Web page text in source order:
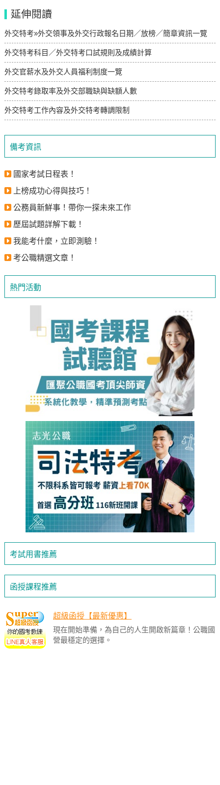
備考資訊
國家考試日程表！
上榜成功心得與技巧！
公務員新鮮事！帶你一探未來工作
歷屆試題詳解下載！
我能考什麼，立即測驗！
考公職精選文章！
熱門活動
考試用書推薦
函授課程推薦
超級函授【最新優惠】
現在開始準備，為自己的人生開啟新篇章！公職國
營最穩定的選擇。
延伸閱讀
外交特考»外交領事及外交行政報名日期／放榜／簡章資訊一覽
外交特考科目／外交特考口試規則及成績計算
外交官薪水及外交人員福利制度一覽
外交特考錄取率及外交部職缺與缺額人數
外交特考工作內容及外交特考轉調限制